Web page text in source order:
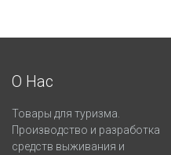
О Нас
Товары для туризма.
Производство и разработка
средств выживания и